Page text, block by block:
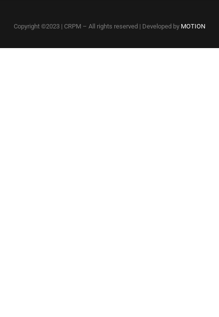
Copyright ©2023 | CRPM – All rights reserved | Developed by MOTION